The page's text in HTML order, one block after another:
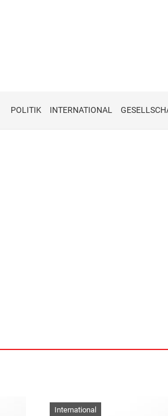
POLITIK INTERNATIONAL
International